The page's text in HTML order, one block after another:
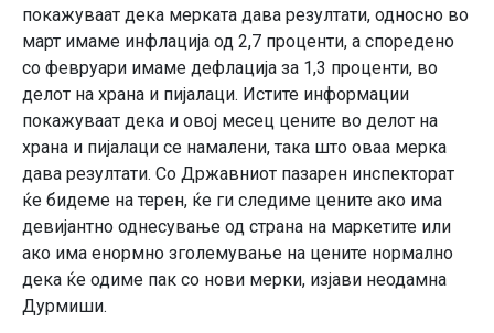
покажуваат дека мерката дава резултати, односно во
март имаме инфлација од 2,7 проценти, а споредено
со февруари имаме дефлација за 1,3 проценти, во
делот на храна и пијалаци. Истите информации
покажуваат дека и овој месец цените во делот на
храна и пијалаци се намалени, така што оваа мерка
дава резултати. Со Државниот пазарен инспекторат
ќе бидеме на терен, ќе ги следиме цените ако има
девијантно однесување од страна на маркетите или
ако има енормно зголемување на цените нормално
дека ќе одиме пак со нови мерки, изјави неодамна
Дурмиши.